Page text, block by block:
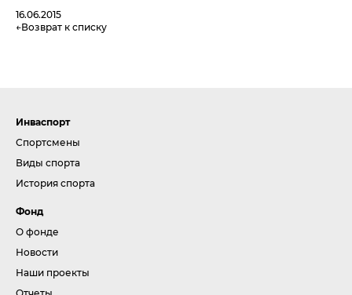
16.06.2015
Возврат к списку
Инваспорт
Спортсмены
Виды спорта
История спорта
Фонд
О фонде
Новости
Наши проекты